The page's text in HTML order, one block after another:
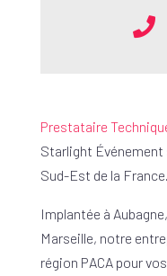
Prestataire
Starlight Événement
Sud-Est de la France.
Implantée à
Marseille, notre
région PACA pour